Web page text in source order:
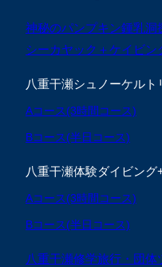
神秘のパンプキン鍾乳洞
シーカヤック＋ケイビン
八重干瀬シュノーケルト
Aコース(3時間コース)
Bコース(半日コース)
八重干瀬体験ダイビン
Aコース(3時間コース)
Bコース(半日コース)
八重干瀬修学旅行・団体